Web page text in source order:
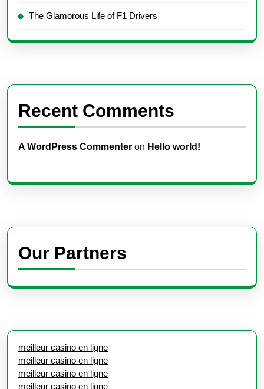
The Glamorous Life of F1 Drivers
Recent Comments
A WordPress Commenter on Hello world!
Our Partners
meilleur casino en ligne
meilleur casino en ligne
meilleur casino en ligne
meilleur casino en ligne